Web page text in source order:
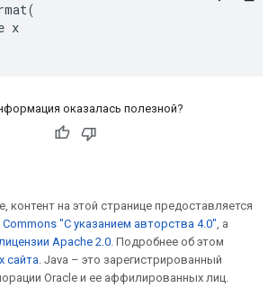
x
оказалась полезной?
контент на этой странице предоставляется
Commons "С указанием авторства 4.0", а
Apache 2.0. Подробнее об этом
сайта. Java – это зарегистрированный
Oracle и ее аффилированных лиц.